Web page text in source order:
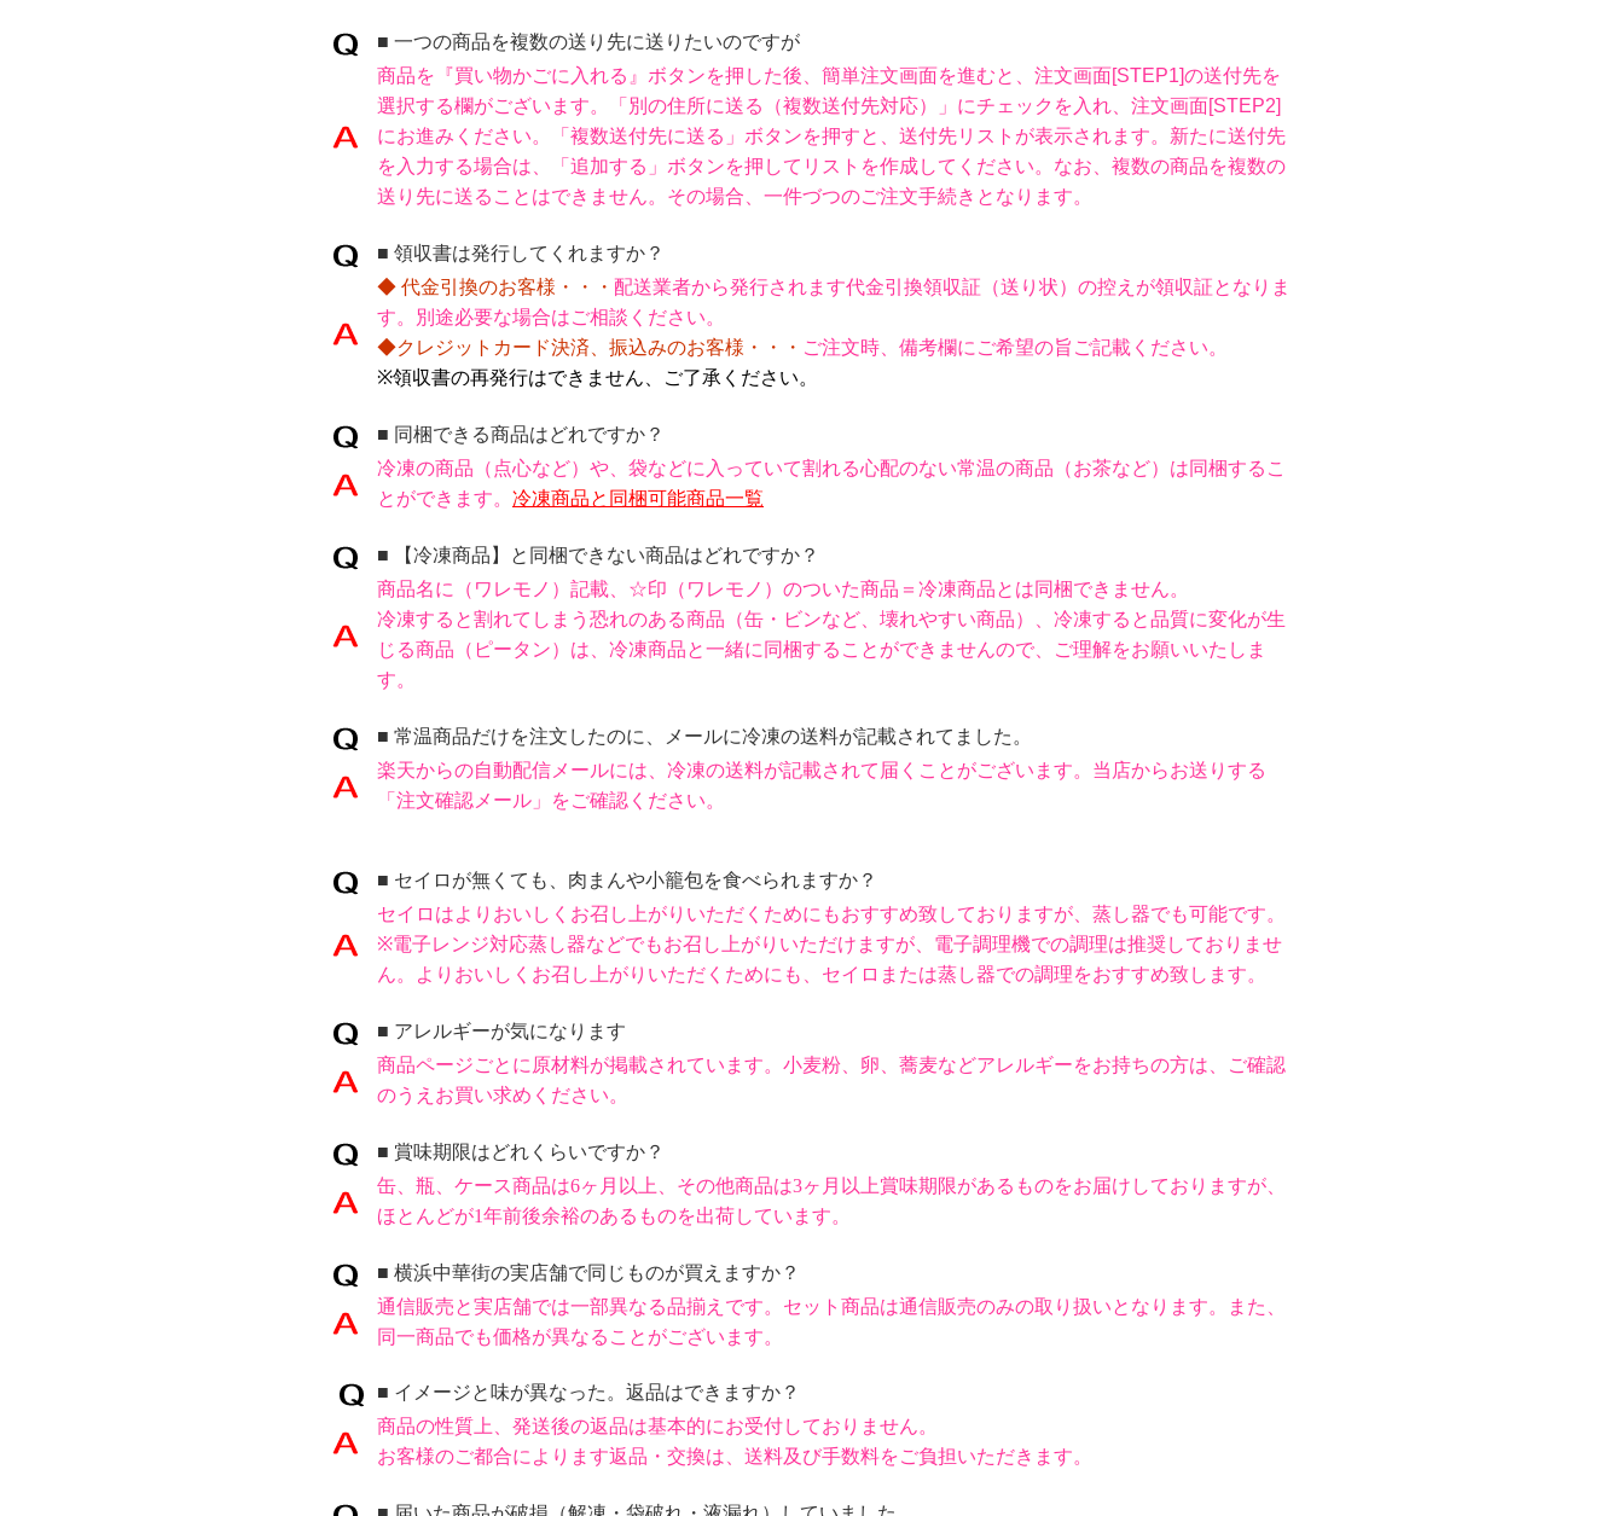
■ 一つの商品を複数の送り先に送りたいのですが
商品を『買い物かごに入れる』ボタンを押した後、簡単注文画面を進むと、注文画面[STEP1]の送付先を
選択する欄がございます。
「別の住所に送る（複数送付先対応）」にチェックを入れ、注文画面[STEP2]
にお進みください。「複数送付先に送る」ボタンを押すと、送付先リストが表示されます。新たに送付先
を入力する場合は、「追加する」ボタンを押してリストを作成してください。 なお、複数の商品を複数の
送り先に送ることはできません。その場合、一件づつのご注文手続きとなります。
■ 領収書は発行してくれますか？
◆ 代金引換のお客様 ・・・ 配送業者から発行されます代金引換領収証（送り状）の控えが領収証となりま
す。別途必要な場合はご相談ください。
◆クレジットカード決済、振込みのお客様・・・ ご注文時、備考欄にご希望の旨ご記載ください。
※領収書の再発行はできません、ご了承ください。
■ 同梱できる商品はどれですか？
冷凍の商品（点心など）や、袋などに入っていて割れる心配のない常温の商品（お茶など）は同梱するこ
とができます。 冷凍商品と同梱可能商品一覧
■ 【冷凍商品】と同梱できない商品はどれですか？
商品名に（ワレモノ）記載、☆印（ワレモノ）のついた商品＝冷凍商品とは同梱できません。
冷凍すると割れてしまう恐れのある商品（缶・ビンなど、壊れやすい商品）、冷凍すると品質に変化が生
じる商品（ピータン） は、冷凍商品と一緒に同梱することができませんので、ご理解をお願いいたしま
す。
■ 常温商品だけを注文したのに、メールに冷凍の送料が記載されてました。
楽天からの自動配信メールには、冷凍の送料が記載されて届くことがございます。 当店からお送りする
「注文確認メール」をご確認ください。
■ セイロが無くても、肉まんや小籠包を食べられますか？
セイロはよりおいしくお召し上がりいただくためにもおすすめ致しておりますが、蒸し器でも可能です。
※電子レンジ対応蒸し器などでもお召し上がりいただけますが、電子調理機での調理は推奨しておりませ
ん。よりおいしくお召し上がりいただくためにも、セイロまたは蒸し器での調理をおすすめ致します。
■ アレルギーが気になります
商品ページごとに原材料が掲載されています。小麦粉、卵、蕎麦などアレルギーをお持ちの方は、ご確認
のうえお買い求めください。
■ 賞味期限はどれくらいですか？
缶、瓶、ケース商品は6ヶ月以上、その他商品は3ヶ月以上賞味期限があるものをお届けしておりますが、
ほとんどが1年前後余裕のあるものを出荷しています。
■ 横浜中華街の実店舗で同じものが買えますか？
通信販売と実店舗では一部異なる品揃えです。セット商品は通信販売のみの取り扱いとなります。また、
同一商品でも価格が異なることがございます。
■ イメージと味が異なった。返品はできますか？
商品の性質上、発送後の返品は基本的にお受付しておりません。
お客様のご都合によります返品・交換は、送料及び手数料をご負担いただきます。